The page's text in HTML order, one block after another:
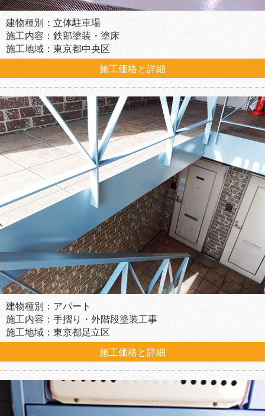
建物種別：立体駐車場
施工内容：鉄部塗装・塗床
施工地域：東京都中央区
施工価格と詳細
建物種別：アパート
施工内容：手摺り・外階段塗装工事
施工地域：東京都足立区
施工価格と詳細